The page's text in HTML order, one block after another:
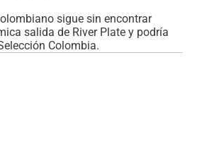
sigue sin encontrar
salida de River Plate y podría
Colombia.